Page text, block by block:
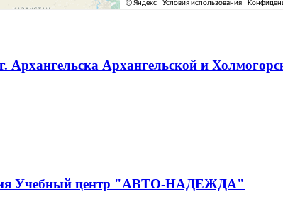
Архангельска Архангельской и
Учебный центр "АВТО-НАДЕЖДА"